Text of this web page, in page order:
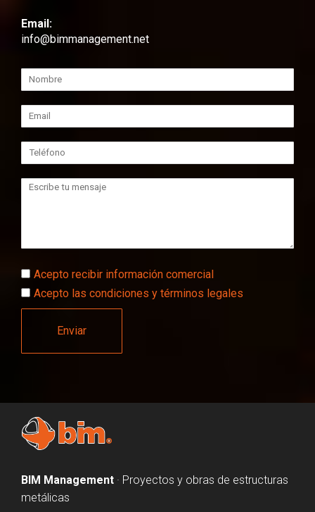
Email:
info@bimmanagement.net
Acepto recibir información comercial
Acepto las condiciones y términos legales
Enviar
BIM Management · Proyectos y obras de estructuras
metálicas